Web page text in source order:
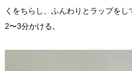
くをちらし、ふんわりとラップをし
2〜3分かける。